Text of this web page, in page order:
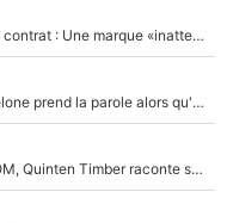
Kylian Mbappé lâche Nike pour un très gros contrat : Une marque «inattendue» va frapper très fort
Ferran Torres a dit oui au PSG : Le FC Barcelone prend la parole alors qu'un transfert de l'attaquant espagnol prend forme
En plein cauchemar après son transfert à l'OM, Quinten Timber raconte ses doutes après sa signature à Marseille